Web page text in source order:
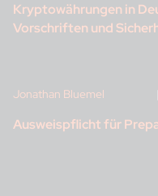
Kryptowährungen in
Vorschriften und
Jonathan Bluemel
Ausweispflicht für